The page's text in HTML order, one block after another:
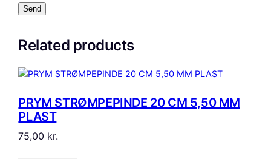
t
Related products
PRYM STRØMPEPINDE 20 CM 5,50 MM
PLAST
75,00 kr.